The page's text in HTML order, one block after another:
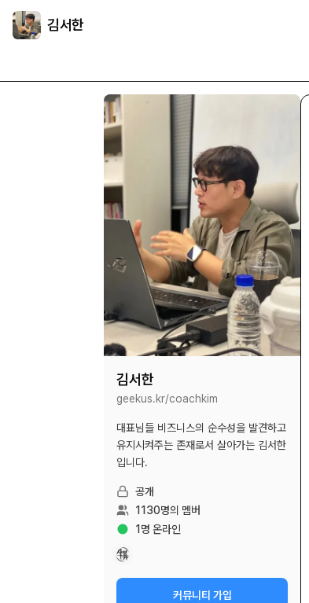
김서한
김서한
geekus.kr/coachkim
대표님들 비즈니스의 순수성을 발견하고
유지시켜주는 존재로서 살아가는 김서한
입니다.
공개
1130명의 멤버
1 명 온라인
커뮤니티 가입